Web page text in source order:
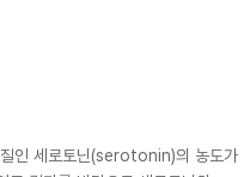
질인 세로토닌(serotonin)의 농도가